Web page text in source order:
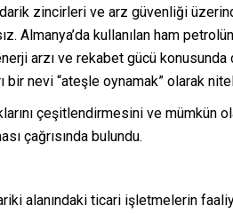
zincirleri ve arz güvenliği
Almanya’da kullanılan ham
arzı ve rekabet gücü
bir nevi “ateşle oynamak” olarak
çeşitlendirmesini ve mümkün
çağrısında bulundu.
alanındaki ticari işletmelerin